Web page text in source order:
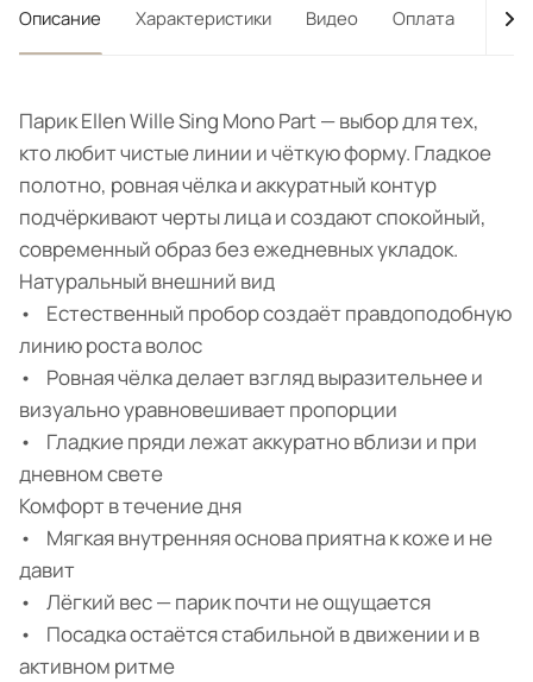
Описание Характеристики Видео Оплата
Парик Ellen Wille Sing Mono Part — выбор для тех,
кто любит чистые линии и чёткую форму. Гладкое
полотно, ровная чёлка и аккуратный контур
подчёркивают черты лица и создают спокойный,
современный образ без ежедневных укладок.
Натуральный внешний вид
• Естественный пробор создаёт правдоподобную
линию роста волос
• Ровная чёлка делает взгляд выразительнее и
визуально уравновешивает пропорции
• Гладкие пряди лежат аккуратно вблизи и при
дневном свете
Комфорт в течение дня
• Мягкая внутренняя основа приятна к коже и не
давит
• Лёгкий вес — парик почти не ощущается
• Посадка остаётся стабильной в движении и в
активном ритме